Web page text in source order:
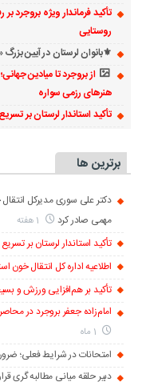
تأکید فرماندار ویژه بروجرد
روستایی
⚜بانوان لرستان در آیین
از بروجرد تا میادین
هنرهای رزمی سواره
تأکید استاندار لرستان بر
برترین ها
دکتر علی سوری مدیرکل
مهمی صادر کرد
تأکید استاندار لرستان بر
اطلاعیه اداره کل انتقال خون
تأکید بر هم‌افزایی ورزش و
امام‌زاده جعفر بروجرد در
امتحانات در شرایط فعلی؛
دبیر حلقه میانی مطالبه گری